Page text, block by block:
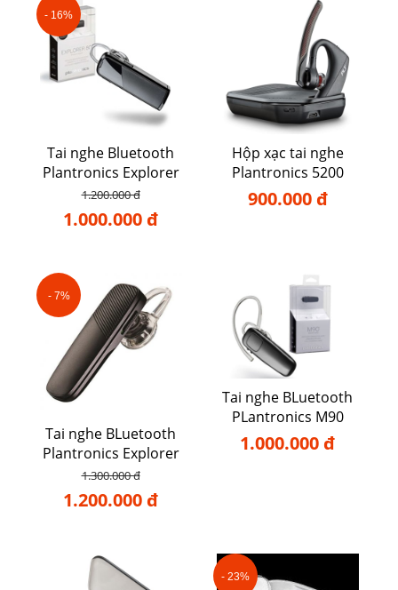
- 16%
Tai nghe Bluetooth
Plantronics Explorer
80
1.200.000 đ
1.000.000 đ
Hộp xạc tai nghe
Plantronics 5200
900.000 đ
- 7%
Tai nghe BLuetooth
Plantronics Explorer
500
1.300.000 đ
1.200.000 đ
Tai nghe BLuetooth
PLantronics M90
1.000.000 đ
- 23%